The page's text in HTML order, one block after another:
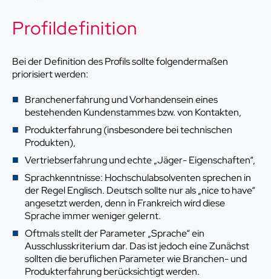
Profildefinition
Bei der Definition des Profils sollte folgendermaßen
priorisiert werden:
Branchenerfahrung und Vorhandensein eines
bestehenden Kundenstammes bzw. von Kontakten,
Produkterfahrung (insbesondere bei technischen
Produkten),
Vertriebserfahrung und echte „Jäger- Eigenschaften“,
Sprachkenntnisse: Hochschulabsolventen sprechen in
der Regel Englisch. Deutsch sollte nur als „nice to have“
angesetzt werden, denn in Frankreich wird diese
Sprache immer weniger gelernt.
Oftmals stellt der Parameter „Sprache“ ein
Ausschlusskriterium dar. Das ist jedoch eine Zunächst
sollten die beruflichen Parameter wie Branchen- und
Produkterfahrung berücksichtigt werden.